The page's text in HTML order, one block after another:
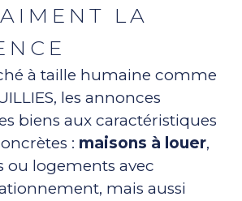
LA
à taille humaine comme
les annonces
biens aux caractéristiques
: maisons à louer,
ou logements avec
mais aussi